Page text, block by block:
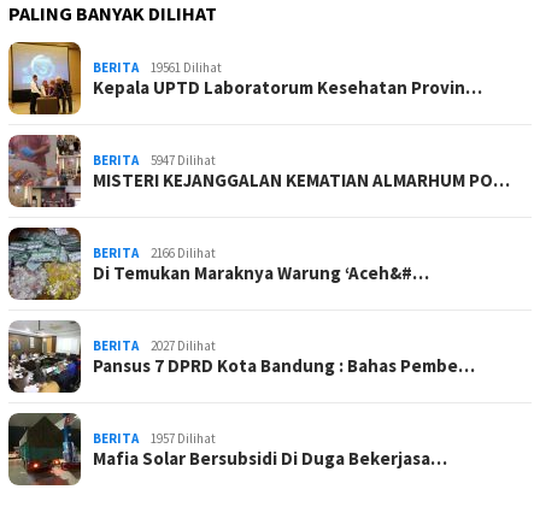
PALING BANYAK DILIHAT
BERITA 19561 Dilihat
Kepala UPTD Laboratorum Kesehatan Provin…
BERITA 5947 Dilihat
MISTERI KEJANGGALAN KEMATIAN ALMARHUM PO…
BERITA 2166 Dilihat
Di Temukan Maraknya Warung ‘Aceh&#…
BERITA 2027 Dilihat
Pansus 7 DPRD Kota Bandung : Bahas Pembe…
BERITA 1957 Dilihat
Mafia Solar Bersubsidi Di Duga Bekerjasa…